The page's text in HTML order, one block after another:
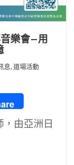
樂會—用
息,道場活動
由亞洲日